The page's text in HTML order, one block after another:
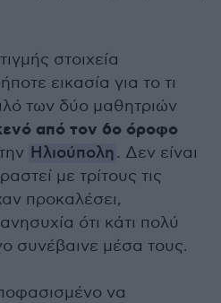
στοιχεία
εικασία για το τι
των δύο μαθητριών
από τον 6ο όροφο
Ηλιούπολη. Δεν είναι
με τρίτους τις
προκαλέσει,
ότι κάτι πολύ
συνέβαινε μέσα τους.
να